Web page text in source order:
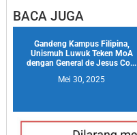
BACA JUGA
Gandeng Kampus Filipina,
Unismuh Luwuk Teken MoA
dengan General de Jesus Co...
Mei 30, 2025